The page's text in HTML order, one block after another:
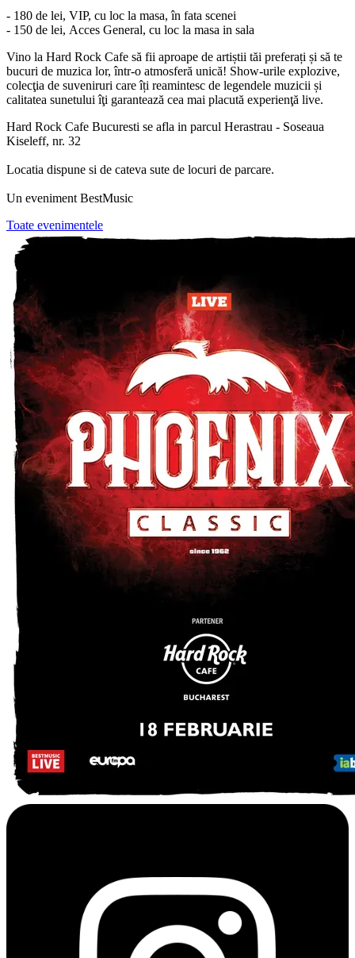
- 180 de lei, VIP, cu loc la masa, în fata scenei
- 150 de lei, Acces General, cu loc la masa in sala
Vino la Hard Rock Cafe să fii aproape de artiștii tăi preferați și să te
bucuri de muzica lor, într-o atmosferă unică! Show-urile explozive,
colecţia de suveniruri care îți reamintesc de legendele muzicii și
calitatea sunetului îţi garantează cea mai placută experienţă live.
Hard Rock Cafe Bucuresti se afla in parcul Herastrau - Soseaua
Kiseleff, nr. 32
Locatia dispune si de cateva sute de locuri de parcare.
Un eveniment BestMusic
Toate evenimentele